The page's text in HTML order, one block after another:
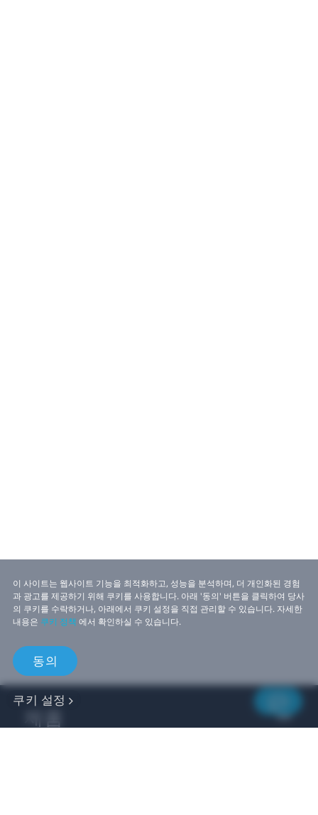
이 사이트는 웹사이트 기능을 최적화하고, 성능을 분석하며, 더 개인화된 경험
과 광고를 제공하기 위해 쿠키를 사용합니다. 아래 '동의' 버튼을 클릭하여 당사
의 쿠키를 수락하거나, 아래에서 쿠키 설정을 직접 관리할 수 있습니다. 자세한
내용은 쿠키 정책 에서 확인하실 수 있습니다.
동의
쿠키 설정
제품